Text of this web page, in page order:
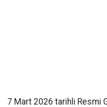
7 Mart 2026 tarihli Resmi